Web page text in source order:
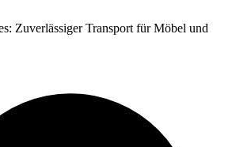
Zuverlässiger Transport für Möbel und